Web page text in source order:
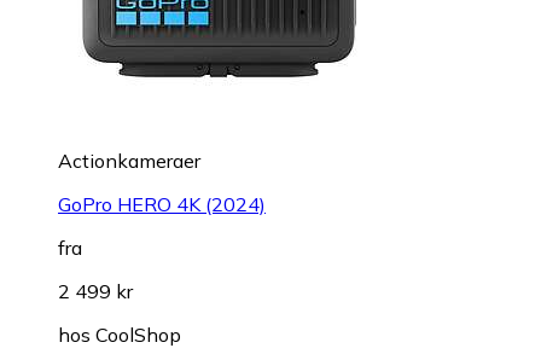
Actionkameraer
GoPro HERO 4K (2024)
fra
2 499 kr
hos CoolShop